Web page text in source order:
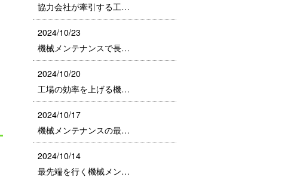
協力会社が牽引する工…
2024/10/23
機械メンテナンスで長…
2024/10/20
工場の効率を上げる機…
2024/10/17
機械メンテナンスの最…
2024/10/14
最先端を行く機械メン…